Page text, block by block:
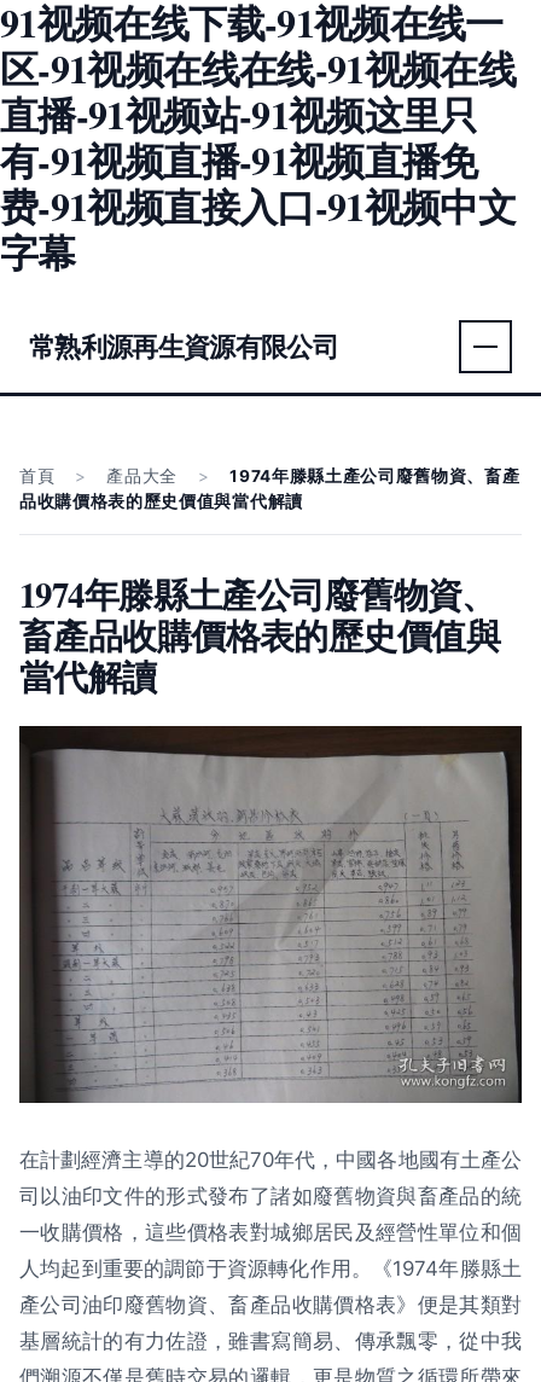
91视频在线下载-91视频在线一
区-91视频在线在线-91视频在线
直播-91视频站-91视频这里只
有-91视频直播-91视频直播免
费-91视频直接入口-91视频中文
字幕
常熟利源再生資源有限公司
首頁 > 產品大全 >
1974年滕縣土產公司廢舊物資、畜產
品收購價格表的歷史價值與當代解讀
1974年滕縣土產公司廢舊物資、
畜產品收購價格表的歷史價值與
當代解讀
在計劃經濟主導的20世紀70年代，中國各地國有土產公
司以油印文件的形式發布了諸如廢舊物資與畜產品的統
一收購價格，這些價格表對城鄉居民及經營性單位和個
人均起到重要的調節于資源轉化作用。《1974年滕縣土
產公司油印廢舊物資、畜產品收購價格表》便是其類對
基層統計的有力佐證，雖書寫簡易、傳承飄零，從中我
們溯源不僅是舊時交易的邏輯，更是物質之循環所帶來